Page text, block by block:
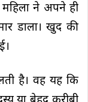
ने अपने ही
डाला। खुद की
है। वह यह कि